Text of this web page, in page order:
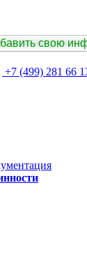
свою